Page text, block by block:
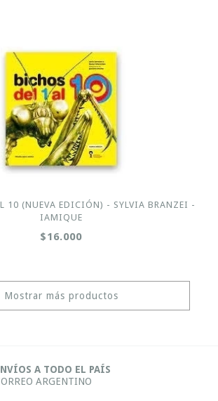
10 (NUEVA EDICIÓN) - SYLVIA BRANZEI -
IAMIQUE
$16.000
Mostrar más productos
A TODO EL PAÍS
ARGENTINO